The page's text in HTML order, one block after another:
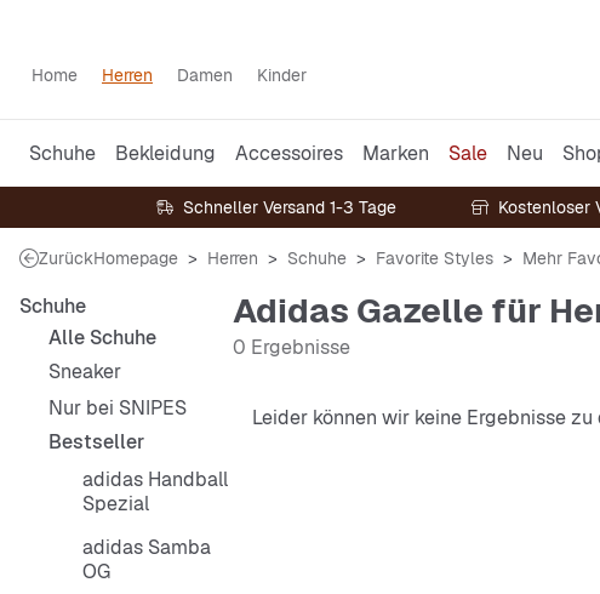
Home Herren Damen Kinder
Schuhe Bekleidung Accessoires Marken Sale Neu
Schneller Versand 1-3 Tage Kostenloser
ZurückHomepage Herren Schuhe Favorite Styles Mehr
Schuhe
Alle Schuhe
Sneaker
Nur bei SNIPES
Bestseller
adidas Handball
Spezial
adidas Samba
OG
Adidas Gazelle für
0 Ergebnisse
Leider können wir keine Ergebnisse